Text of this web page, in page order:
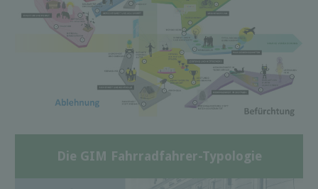
Die GIM Fahrradfahrer-Typologie